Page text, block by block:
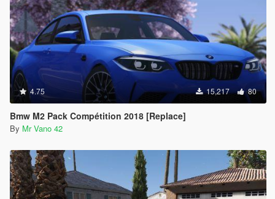
4.75 15,217 80
Bmw M2 Pack Compétition 2018 [Replace]
By Mr Vano 42